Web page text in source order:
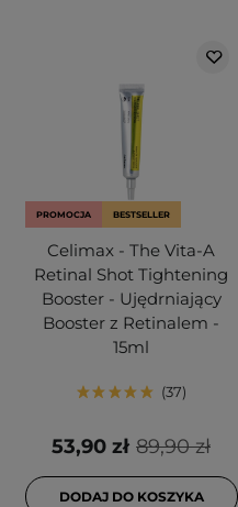
PROMOCJA BESTSELLER
Celimax - The Vita-A
Retinal Shot Tightening
Booster - Ujędrniający
Booster z Retinalem -
15ml
37
89,90 zł
53,90 zł
DODAJ DO KOSZYKA